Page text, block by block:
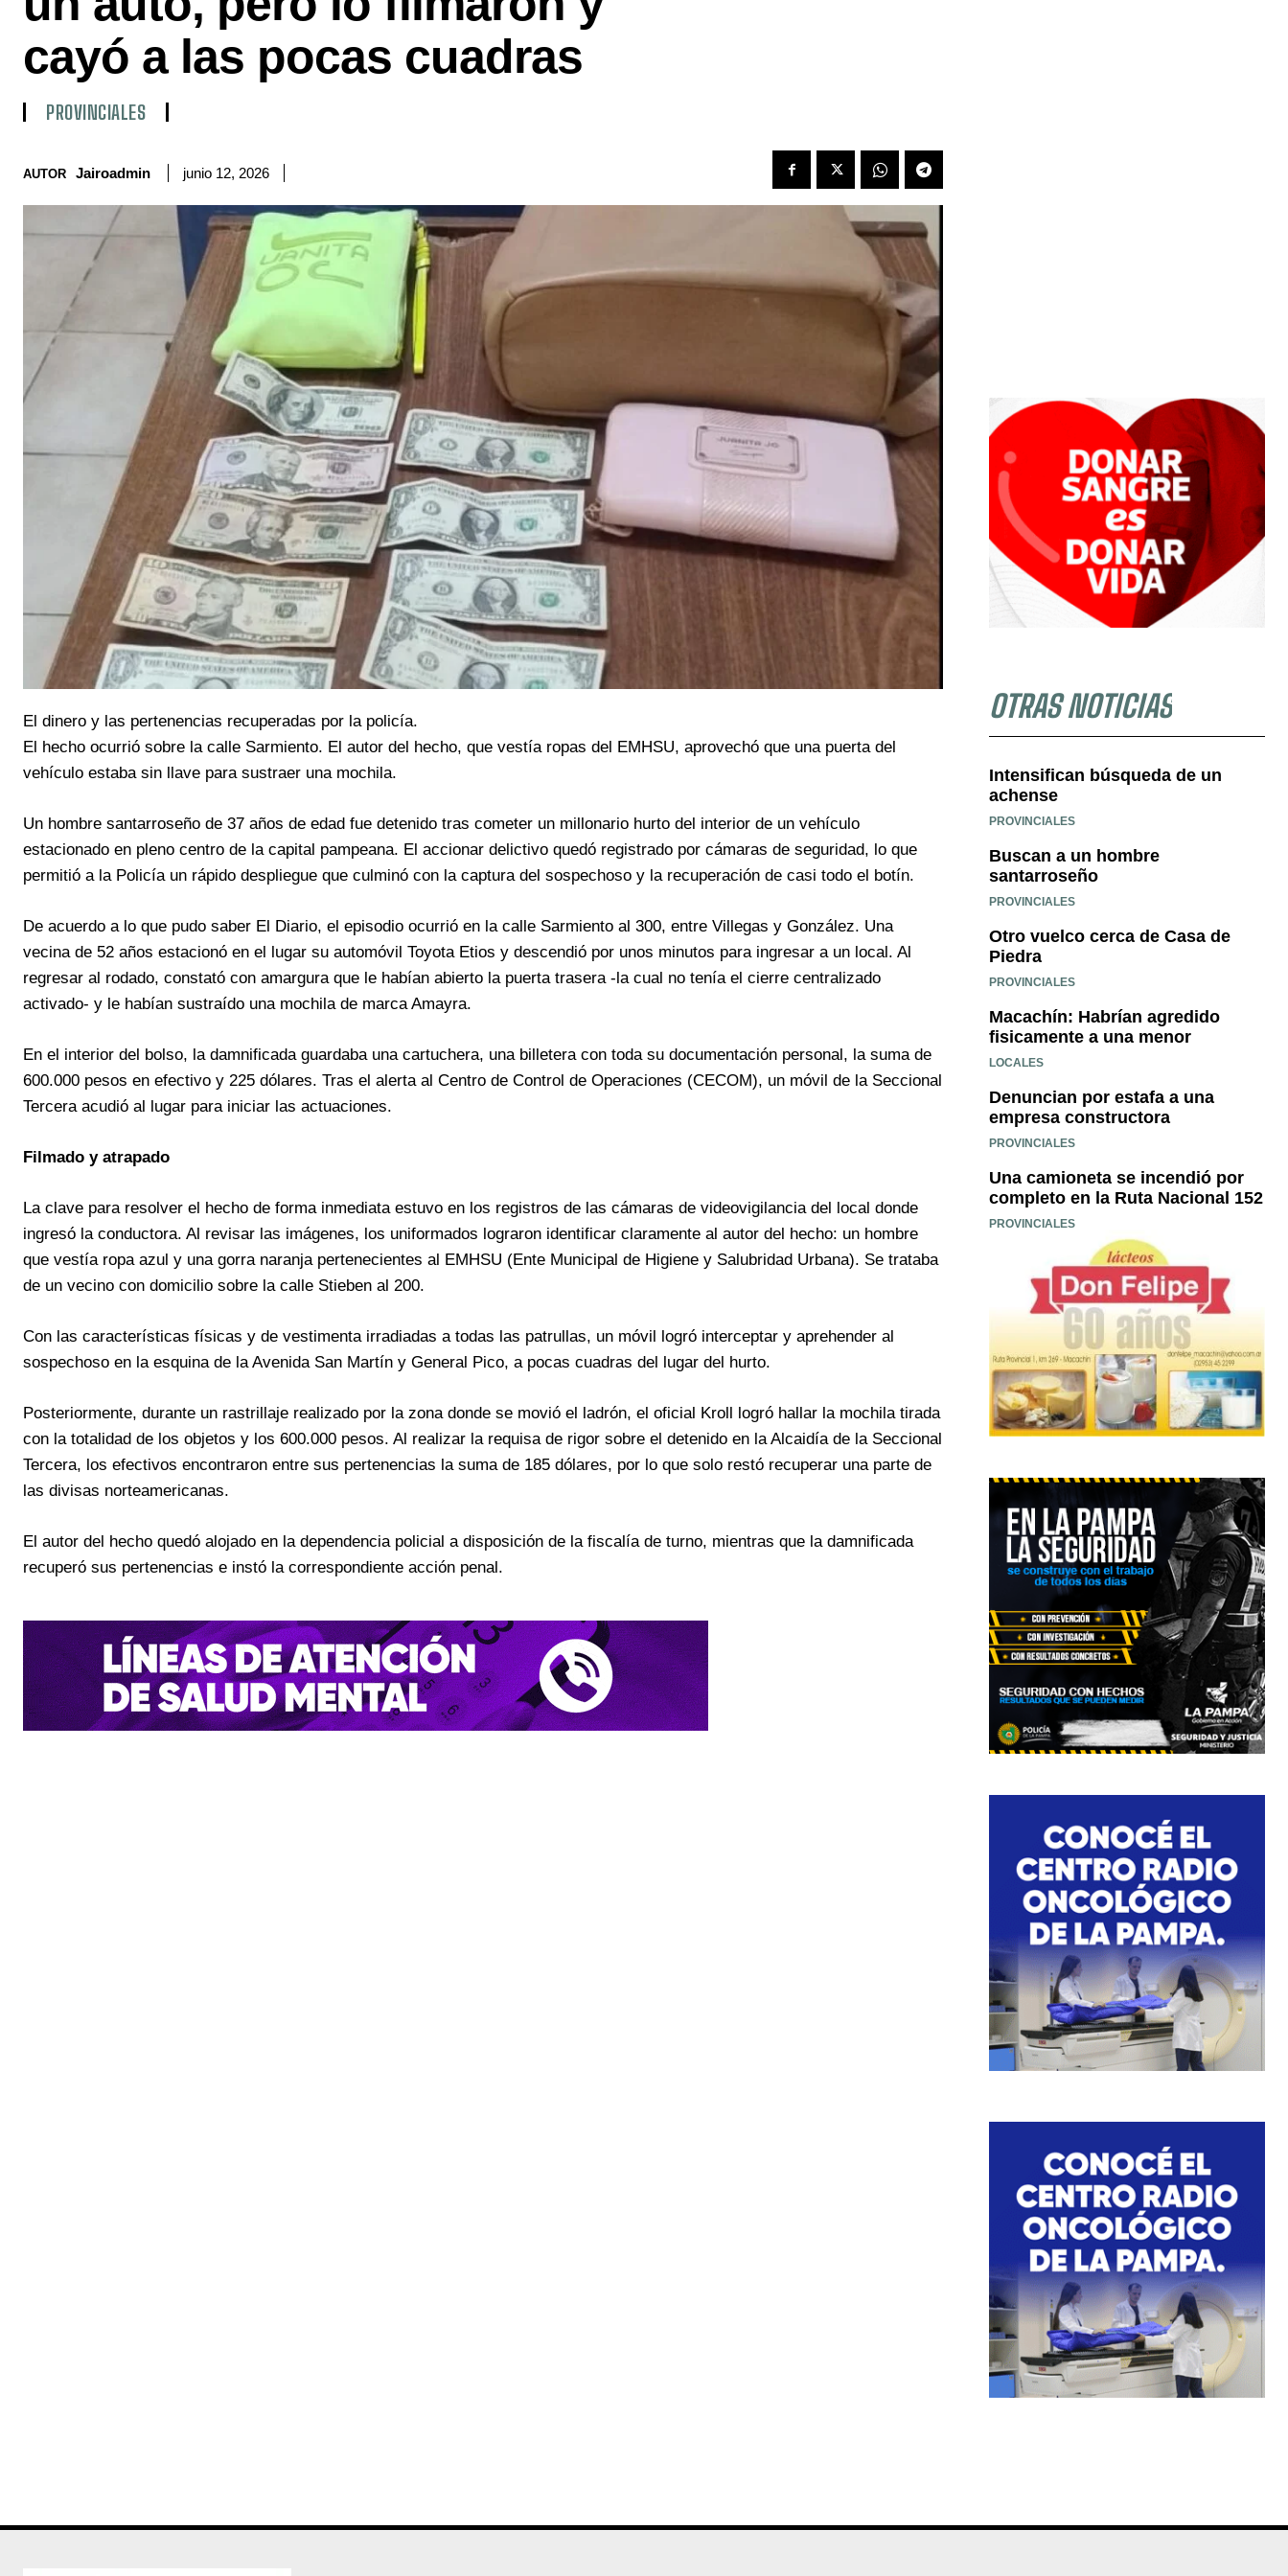
cayó a las pocas cuadras
PROVINCIALES
AUTOR Jairoadmin junio 12, 2026
El dinero y las pertenencias recuperadas por la policía.
El hecho ocurrió sobre la calle Sarmiento. El autor del hecho, que vestía ropas del EMHSU, aprovechó que una puerta del
vehículo estaba sin llave para sustraer una mochila.
Un hombre santarroseño de 37 años de edad fue detenido tras cometer un millonario hurto del interior de un vehículo
estacionado en pleno centro de la capital pampeana. El accionar delictivo quedó registrado por cámaras de seguridad, lo que
permitió a la Policía un rápido despliegue que culminó con la captura del sospechoso y la recuperación de casi todo el botín.
De acuerdo a lo que pudo saber El Diario, el episodio ocurrió en la calle Sarmiento al 300, entre Villegas y González. Una
vecina de 52 años estacionó en el lugar su automóvil Toyota Etios y descendió por unos minutos para ingresar a un local. Al
regresar al rodado, constató con amargura que le habían abierto la puerta trasera -la cual no tenía el cierre centralizado
activado- y le habían sustraído una mochila de marca Amayra.
En el interior del bolso, la damnificada guardaba una cartuchera, una billetera con toda su documentación personal, la suma de
600.000 pesos en efectivo y 225 dólares. Tras el alerta al Centro de Control de Operaciones (CECOM), un móvil de la Seccional
Tercera acudió al lugar para iniciar las actuaciones.
Filmado y atrapado
La clave para resolver el hecho de forma inmediata estuvo en los registros de las cámaras de videovigilancia del local donde
ingresó la conductora. Al revisar las imágenes, los uniformados lograron identificar claramente al autor del hecho: un hombre
que vestía ropa azul y una gorra naranja pertenecientes al EMHSU (Ente Municipal de Higiene y Salubridad Urbana). Se trataba
de un vecino con domicilio sobre la calle Stieben al 200.
Con las características físicas y de vestimenta irradiadas a todas las patrullas, un móvil logró interceptar y aprehender al
sospechoso en la esquina de la Avenida San Martín y General Pico, a pocas cuadras del lugar del hurto.
Posteriormente, durante un rastrillaje realizado por la zona donde se movió el ladrón, el oficial Kroll logró hallar la mochila tirada
con la totalidad de los objetos y los 600.000 pesos. Al realizar la requisa de rigor sobre el detenido en la Alcaidía de la Seccional
Tercera, los efectivos encontraron entre sus pertenencias la suma de 185 dólares, por lo que solo restó recuperar una parte de
las divisas norteamericanas.
El autor del hecho quedó alojado en la dependencia policial a disposición de la fiscalía de turno, mientras que la damnificada
recuperó sus pertenencias e instó la correspondiente acción penal.
OTRAS NOTICIAS
Intensifican búsqueda de un
achense
PROVINCIALES
Buscan a un hombre
santarroseño
PROVINCIALES
Otro vuelco cerca de Casa de
Piedra
PROVINCIALES
Macachín: Habrían agredido
fisicamente a una menor
LOCALES
Denuncian por estafa a una
empresa constructora
PROVINCIALES
Una camioneta se incendió por
completo en la Ruta Nacional 152
PROVINCIALES